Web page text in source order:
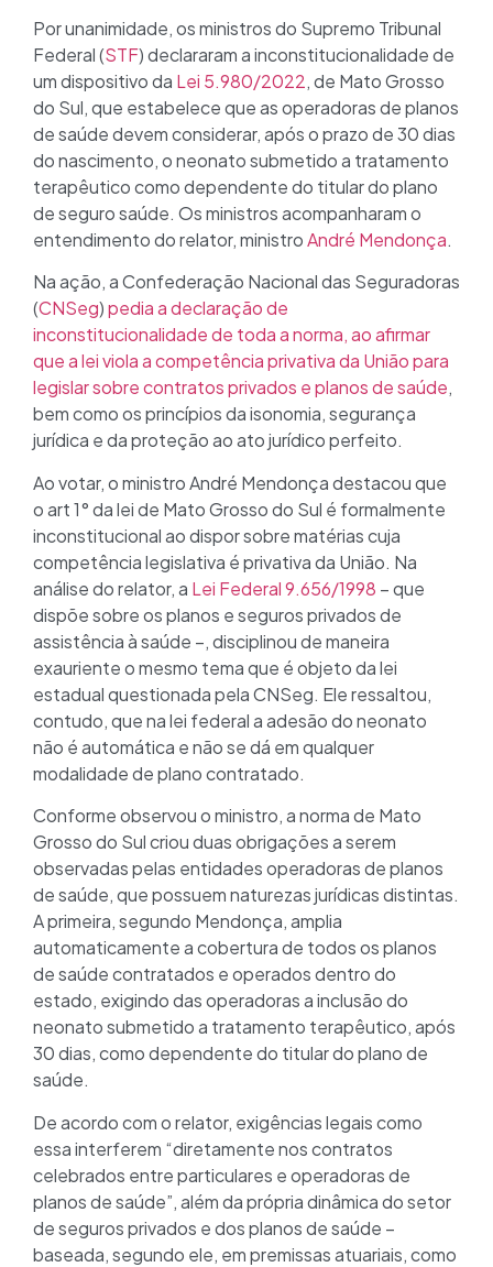
Por unanimidade, os ministros do Supremo Tribunal
Federal (STF) declararam a inconstitucionalidade de
um dispositivo da Lei 5.980/2022, de Mato Grosso
do Sul, que estabelece que as operadoras de planos
de saúde devem considerar, após o prazo de 30 dias
do nascimento, o neonato submetido a tratamento
terapêutico como dependente do titular do plano
de seguro saúde. Os ministros acompanharam o
entendimento do relator, ministroAndré Mendonça.
Na ação, a Confederação Nacional das Seguradoras
(CNSeg)pedia a declaração de
inconstitucionalidade de toda a norma, ao afirmar
que a lei viola a competência privativa da União para
legislar sobre contratos privados e planos de saúde,
bem como os princípios da isonomia, segurança
jurídica e da proteção ao ato jurídico perfeito.
Ao votar, o ministro André Mendonça destacou que
o art 1° da lei de Mato Grosso do Sul é formalmente
inconstitucional ao dispor sobre matérias cuja
competência legislativa é privativa da União. Na
análise do relator, a Lei Federal 9.656/1998 – que
dispõe sobre os planos e seguros privados de
assistência à saúde –, disciplinou de maneira
exauriente o mesmo tema que é objeto da lei
estadual questionada pela CNSeg. Ele ressaltou,
contudo, que na lei federal a adesão do neonato
não é automática e não se dá em qualquer
modalidade de plano contratado.
Conforme observou o ministro, a norma de Mato
Grosso do Sul criou duas obrigações a serem
observadas pelas entidades operadoras de planos
de saúde, que possuem naturezas jurídicas distintas.
A primeira, segundo Mendonça, amplia
automaticamente a cobertura de todos os planos
de saúde contratados e operados dentro do
estado, exigindo das operadoras a inclusão do
neonato submetido a tratamento terapêutico, após
30 dias, como dependente do titular do plano de
saúde.
De acordo com o relator, exigências legais como
essa interferem “diretamente nos contratos
celebrados entre particulares e operadoras de
planos de saúde”, além da própria dinâmica do setor
de seguros privados e dos planos de saúde –
baseada, segundo ele, em premissas atuariais, como